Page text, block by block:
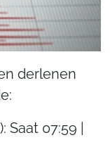
derlenen
Saat 07:59 |